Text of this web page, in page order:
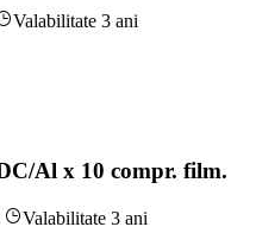
Valabilitate 3 ani
Al x 10 compr. film.
Valabilitate 3 ani